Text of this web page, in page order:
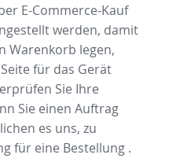
E-Commerce-Kauf
werden, damit
Warenkorb legen,
für das Gerät
Sie Ihre
Sie einen Auftrag
es uns, zu
für eine Bestellung .